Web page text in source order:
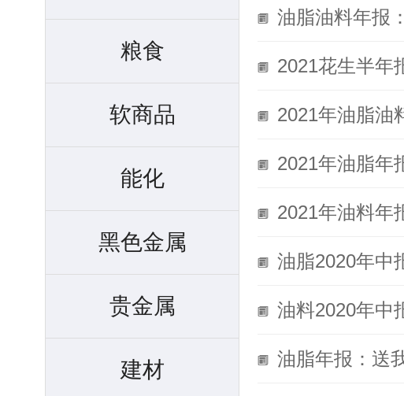
粮食
软商品
能化
黑色金属
贵金属
建材
油脂油料年报
2021花生半年
2021年油脂油
2021年油脂年
2021年油料年
油脂2020年中
油料2020年中
油脂年报：送